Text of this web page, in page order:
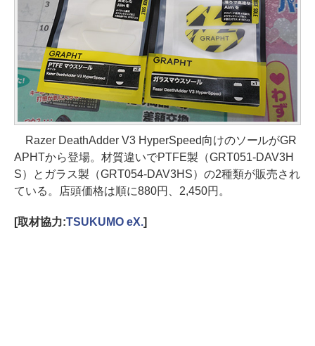
Razer DeathAdder V3 HyperSpeed向けのソールがGR
APHTから登場。材質違いでPTFE製（GRT051-DAV3H
S）とガラス製（GRT054-DAV3HS）の2種類が販売され
ている。店頭価格は順に880円、2,450円。
[取材協力:TSUKUMO eX.]